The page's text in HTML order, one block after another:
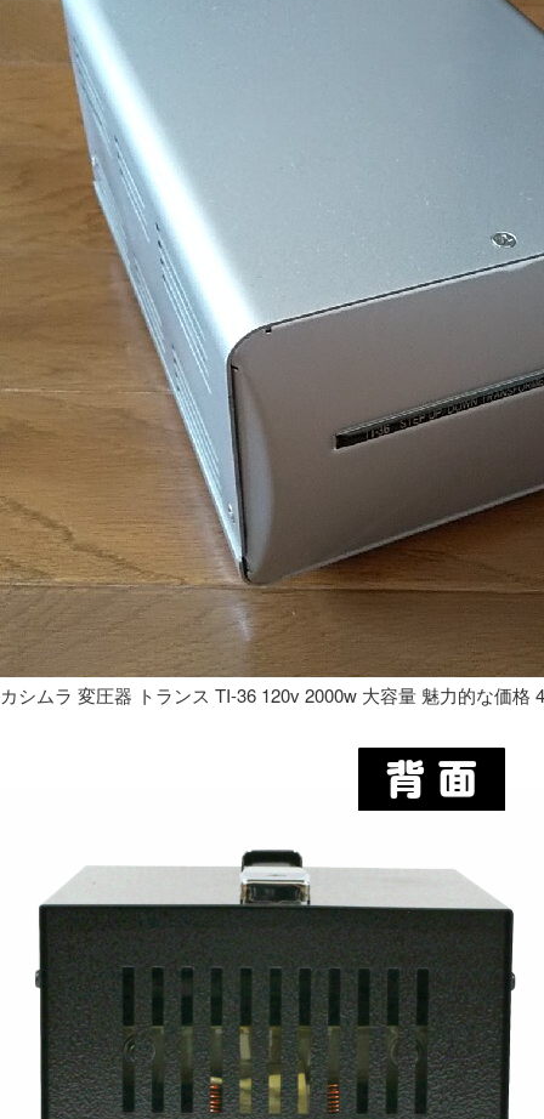
カシムラ 変圧器 トランス TI-36 120v 2000w 大容量 魅力的な価格